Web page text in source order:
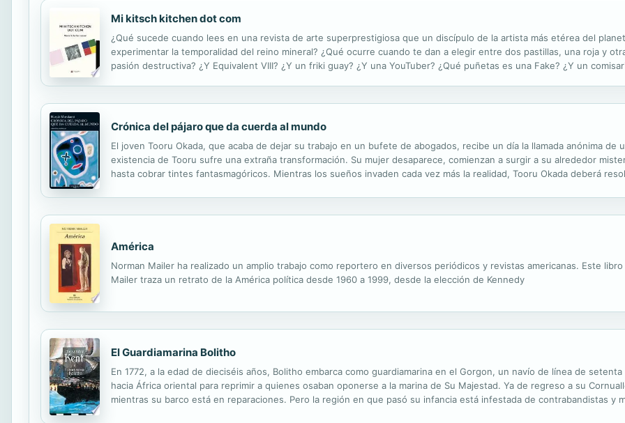
Mi kitsch kitchen dot com
¿Qué sucede cuando lees en una revista de arte superprestigiosa que un discípulo de la artista más etérea del
experimentar la temporalidad del reino mineral? ¿Qué ocurre cuando te dan a elegir entre dos pastillas, una roja y
pasión destructiva? ¿Y Equivalent VIII? ¿Y un friki guay? ¿Y una YouTuber? ¿Qué puñetas es una Fake? ¿Y un
Crónica del pájaro que da cuerda al mundo
El joven Tooru Okada, que acaba de dejar su trabajo en un bufete de abogados, recibe un día la llamada anónima de
existencia de Tooru sufre una extraña transformación. Su mujer desaparece, comienzan a surgir a su alrededor
hasta cobrar tintes fantasmagóricos. Mientras los sueños invaden cada vez más la realidad, Tooru Okada deberá
América
Norman Mailer ha realizado un amplio trabajo como reportero en diversos periódicos y revistas americanas. Este
Mailer traza un retrato de la América política desde 1960 a 1999, desde la elección de Kennedy
El Guardiamarina Bolitho
En 1772, a la edad de dieciséis años, Bolitho embarca como guardiamarina en el Gorgon, un navío de línea de
hacia África oriental para reprimir a quienes osaban oponerse a la marina de Su Majestad. Ya de regreso a su
mientras su barco está en reparaciones. Pero la región en que pasó su infancia está infestada de contrabandistas y